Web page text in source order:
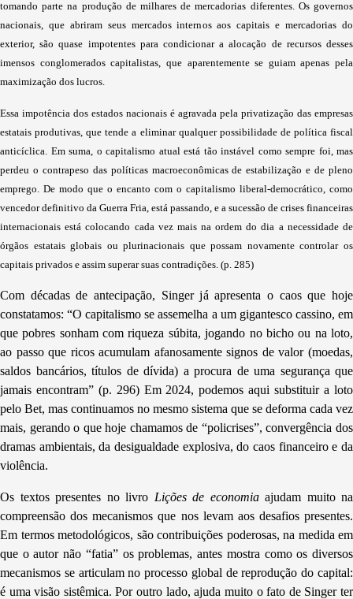
tomando parte na produção de milhares de mercadorias diferentes. Os governos
nacionais, que abriram seus mercados internos aos capitais e mercadorias do
exterior, são quase impotentes para condicionar a alocação de recursos desses
imensos conglomerados capitalistas, que aparentemente se guiam apenas pela
maximização dos lucros.
Essa impotência dos estados nacionais é agravada pela privatização das empresas
estatais produtivas, que tende a eliminar qualquer possibilidade de política fiscal
anticíclica. Em suma, o capitalismo atual está tão instável como sempre foi, mas
perdeu o contrapeso das políticas macroeconômicas de estabilização e de pleno
emprego. De modo que o encanto com o capitalismo liberal-democrático, como
vencedor definitivo da Guerra Fria, está passando, e a sucessão de crises financeiras
internacionais está colocando cada vez mais na ordem do dia a necessidade de
órgãos estatais globais ou plurinacionais que possam novamente controlar os
capitais privados e assim superar suas contradições. (p. 285)
Com décadas de antecipação, Singer já apresenta o caos que hoje
constatamos: “O capitalismo se assemelha a um gigantesco cassino, em
que pobres sonham com riqueza súbita, jogando no bicho ou na loto,
ao passo que ricos acumulam afanosamente signos de valor (moedas,
saldos bancários, títulos de dívida) a procura de uma segurança que
jamais encontram” (p. 296) Em 2024, podemos aqui substituir a loto
pelo Bet, mas continuamos no mesmo sistema que se deforma cada vez
mais, gerando o que hoje chamamos de “policrises”, convergência dos
dramas ambientais, da desigualdade explosiva, do caos financeiro e da
violência.
Os textos presentes no livro Lições de economia ajudam muito na
compreensão dos mecanismos que nos levam aos desafios presentes.
Em termos metodológicos, são contribuições poderosas, na medida em
que o autor não “fatia” os problemas, antes mostra como os diversos
mecanismos se articulam no processo global de reprodução do capital:
é uma visão sistêmica. Por outro lado, ajuda muito o fato de Singer ter